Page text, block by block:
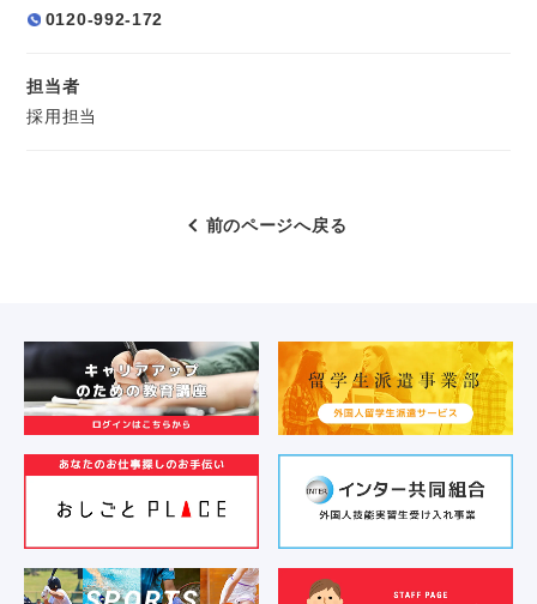
0120-992-172
担当者
採用担当
前のページへ戻る